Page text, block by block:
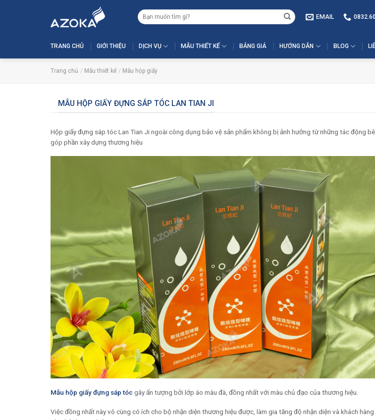
Tìm
kiếm:
EMAIL
TRANG CHỦ GIỚI THIỆU DỊCH VỤ MẪU THIẾT KẾ BẢNG GIÁ HƯỚNG DẪN BLOG
Trang chủ / Mẫu thiết kế / Mẫu hộp giấy
MẪU HỘP GIẤY ĐỰNG SÁP TÓC LAN TIAN JI
Hộp giấy đựng sáp tóc Lan Tian Ji ngoài công dụng bảo vệ sản phẩm không bị ảnh hưởng từ những tác động
góp phần xây dựng thương hiệu
Mẫu hộp giấy đựng sáp tóc gây ấn tượng bởi lớp áo màu đà, đồng nhất với màu chủ đạo của thương hiệu.
Việc đồng nhất này vô cùng có ích cho bộ nhận diện thương hiệu được, làm gia tăng độ nhận diện và khách